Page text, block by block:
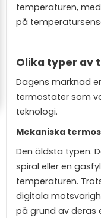
temperaturen,
på
Olika typer av
Dagens marknad
termostater som
teknologi.
Mekaniska
Den äldsta typen.
spiral eller en
temperaturen.
digitala
på grund av deras